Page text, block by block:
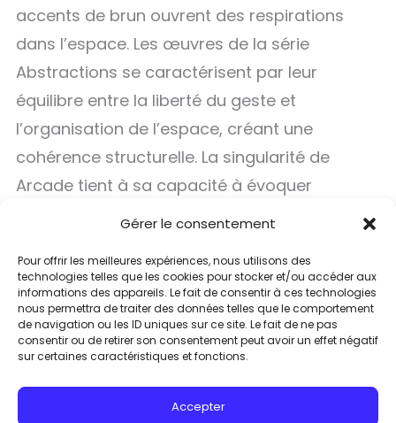
Gérer le consentement
Pour offrir les meilleures expériences, nous utilisons des
technologies telles que les cookies pour stocker et/ou accéder aux
informations des appareils. Le fait de consentir à ces technologies
nous permettra de traiter des données telles que le comportement
de navigation ou les ID uniques sur ce site. Le fait de ne pas
consentir ou de retirer son consentement peut avoir un effet négatif
sur certaines caractéristiques et fonctions.
Accepter
accents de brun ouvrent des respirations
dans l’espace. Les œuvres de la série
Abstractions se caractérisent par leur
équilibre entre la liberté du geste et
l’organisation de l’espace, créant une
cohérence structurelle. La singularité de
Arcade tient à sa capacité à évoquer
subtilement l’architecture d’un espace
complexité qui se déploient progressivement
sous le regard.
Confidentialité Politique de cookies